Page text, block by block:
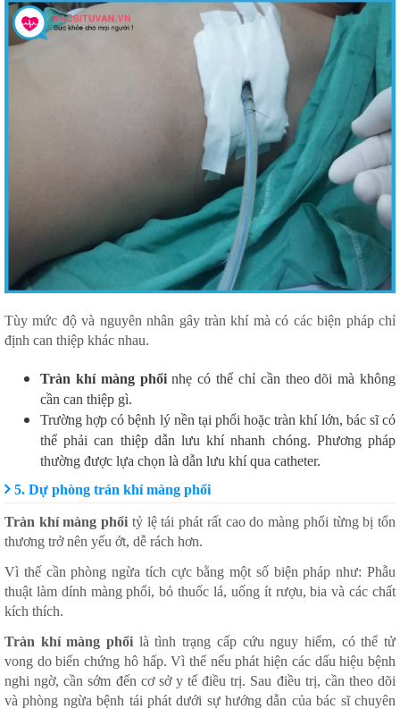
Tùy mức độ và nguyên nhân gây tràn khí mà có các biện pháp chỉ
định can thiệp khác nhau.
Tràn khí màng phổinhẹ có thể chỉ cần theo dõi mà không
cần can thiệp gì.
Trường hợp có bệnh lý nền tại phổi hoặc tràn khí lớn, bác sĩ có
thể phải can thiệp dẫn lưu khí nhanh chóng. Phương pháp
thường được lựa chọn là dẫn lưu khí qua catheter.
5. Dự phòng trán khí màng phổi
Tràn khí màng phổi tỷ lệ tái phát rất cao do màng phổi từng bị tổn
thương trở nên yếu ớt, dễ rách hơn.
Vì thế cần phòng ngừa tích cực bằng một số biện pháp như: Phẫu
thuật làm dính màng phổi, bỏ thuốc lá, uống ít rượu, bia và các chất
kích thích.
Tràn khí màng phổi là tình trạng cấp cứu nguy hiểm, có thể tử
vong do biến chứng hô hấp. Vì thế nếu phát hiện các dấu hiệu bệnh
nghi ngờ, cần sớm đến cơ sở y tế điều trị. Sau điều trị, cần theo dõi
và phòng ngừa bệnh tái phát dưới sự hướng dẫn của bác sĩ chuyên